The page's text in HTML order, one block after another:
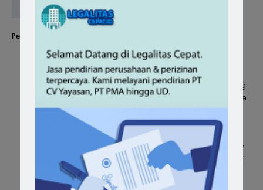
Persyaratan Izin Klinik Utama dan Pratama 2021 antara lain :
Sudah mengantongi Surat Izin Praktik Dokter (SIP)
spesialis dan SIP dokter umum dan Apoteker
Memiliki izin lingkungan berupa SPPL atau UKL UPL yang
disahkan oleh Dinas Lingkungan Hidup Pemerintah Kota
atau kabupaten
IMB Fungsi Klinik
Mendapatkan Izin Tata Ruang
Persetujuan tetangga kiri dan kanan yang diketahui dan
disahkan oleh Kelurahan dan Kecamatan sesuai domisili
Dilengkapi dengan profil serta denah klinik secara